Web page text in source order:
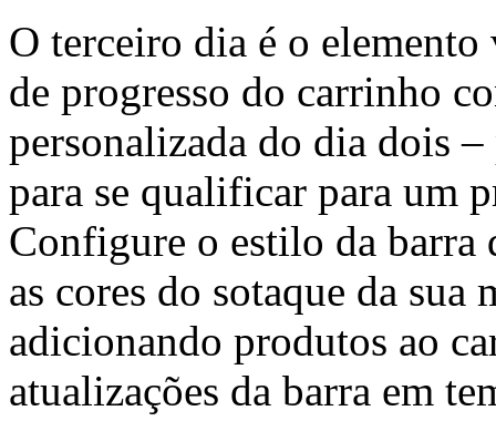
O terceiro dia é o
de progresso do carrinho
personalizada do dia dois
para se qualificar para um
Configure o estilo da barra
as cores do sotaque da sua
adicionando produtos ao
atualizações da barra em